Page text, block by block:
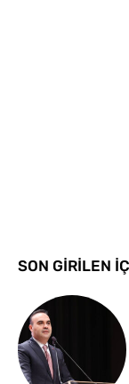
SON GİRİLEN